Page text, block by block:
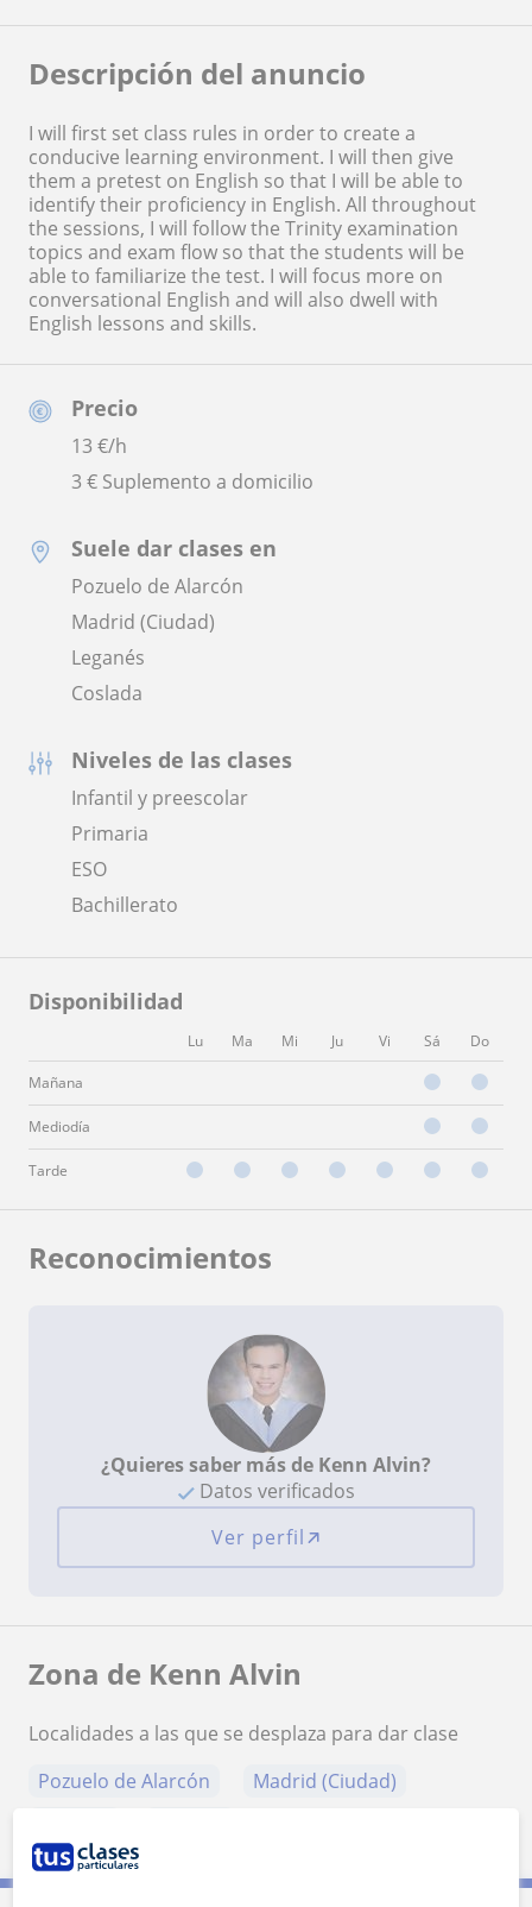
Precio
13 €/h
3 € Suplemento a domicilio
Suele dar clases en
Pozuelo de Alarcón
Madrid (Ciudad)
Leganés
Coslada
Niveles de las clases
Infantil y preescolar
Primaria
ESO
Bachillerato
Disponibilidad
Lu Ma Mi Ju Vi Sá Do
Mañana
Mediodía
Tarde
Descripción del anuncio
I will first set class rules in order to create a
conducive learning environment. I will then give
them a pretest on English so that I will be able to
identify their proficiency in English. All throughout
the sessions, I will follow the Trinity examination
topics and exam flow so that the students will be
able to familiarize the test. I will focus more on
conversational English and will also dwell with
English lessons and skills.
Reconocimientos
¿Quieres saber más de Kenn Alvin?
Datos verificados
Ver perfil
Zona de Kenn Alvin
Localidades a las que se desplaza para dar clase
Pozuelo de Alarcón
Madrid (Ciudad)